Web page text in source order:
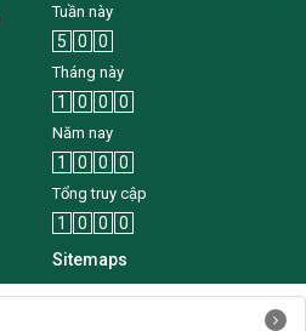
Tuần này
5 0 0
Tháng này
1 0 0 0
Năm nay
1 0 0 0
Tổng truy cập
1 0 0
0
Sitemaps